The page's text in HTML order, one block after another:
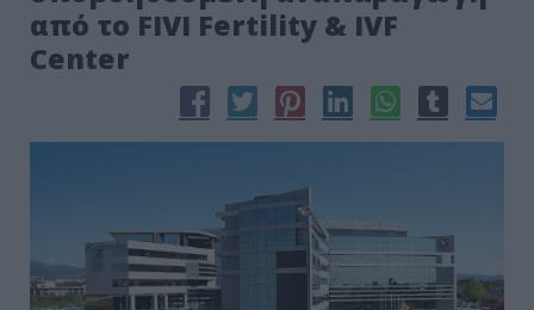
από το FIVI Fertility & IVF
Center